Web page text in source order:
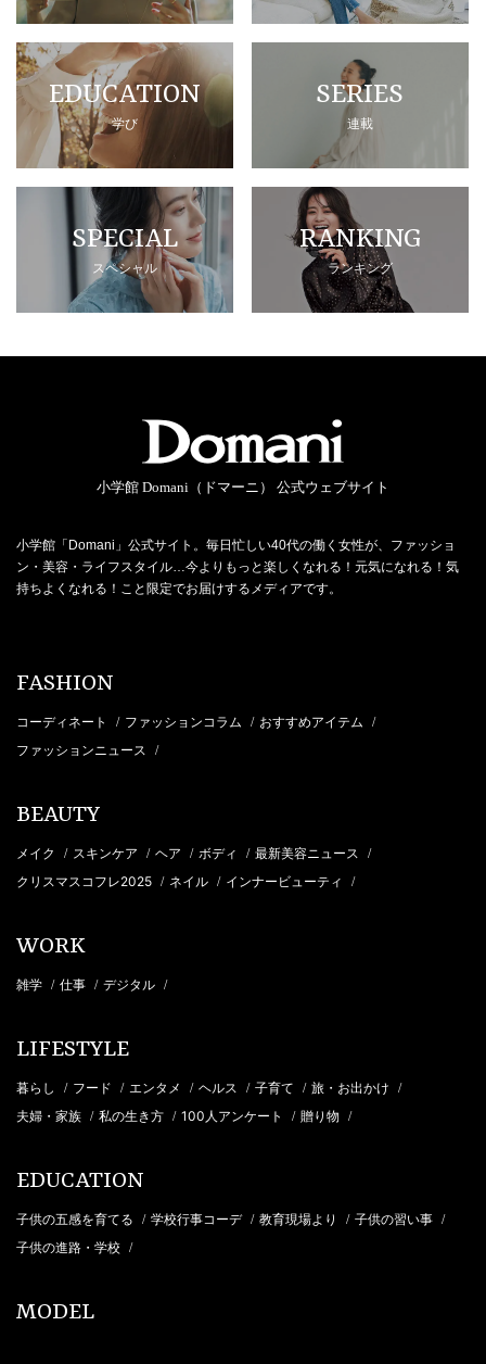
EDUCATION
学び
SERIES
連載
SPECIAL
スペシャル
RANKING
ランキング
小学館 Domani（ドマーニ） 公式ウェブサイト
小学館「Domani」公式サイト。毎日忙しい40代の働く女性が、ファッショ
ン・美容・ライフスタイル…今よりもっと楽しくなれる！元気になれる！気
持ちよくなれる！こと限定でお届けするメディアです。
FASHION
コーディネート / ファッションコラム / おすすめアイテム /
ファッションニュース /
BEAUTY
メイク / スキンケア / ヘア / ボディ / 最新美容ニュース /
クリスマスコフレ2025 / ネイル / インナービューティ /
WORK
雑学 / 仕事 / デジタル /
LIFESTYLE
暮らし / フード / エンタメ / ヘルス / 子育て / 旅・お出かけ /
夫婦・家族 / 私の生き方 / 100人アンケート / 贈り物 /
EDUCATION
子供の五感を育てる / 学校行事コーデ / 教育現場より / 子供の習い事 /
子供の進路・学校 /
MODEL